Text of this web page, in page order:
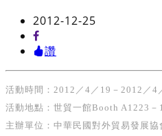
2012-12-25
讚
活動時間：2012／4／19－2012／
活動地點：世貿一館Booth A1223－
主辦單位：中華民國對外貿易發展協